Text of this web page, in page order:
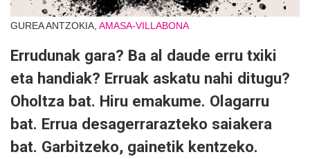
GUREA ANTZOKIA, AMASA-VILLABONA
Errudunak gara? Ba al daude erru txiki
eta handiak? Erruak askatu nahi ditugu?
Oholtza bat. Hiru emakume. Olagarru
bat. Errua desagerrarazteko saiakera
bat. Garbitzeko, gainetik kentzeko.